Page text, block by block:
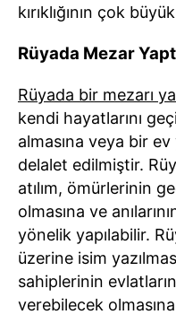
kırıklığının çok
Rüyada Mezar
Rüyada bir mezarı
kendi hayatlarını
almasına veya bir
delalet edilmiştir.
atılım, ömürlerinin
olmasına ve
yönelik yapılabilir.
üzerine isim
sahiplerinin
verebilecek